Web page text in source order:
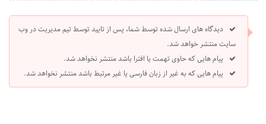
دیدگاه های ارسال شده توسط شما، پس از تایید توسط تیم مدیریت در وب
سایت منتشر خواهد شد.
پیام هایی که حاوی تهمت یا افترا باشد منتشر نخواهد شد.
پیام هایی که به غیر از زبان فارسی یا غیر مرتبط باشد منتشر نخواهد شد.